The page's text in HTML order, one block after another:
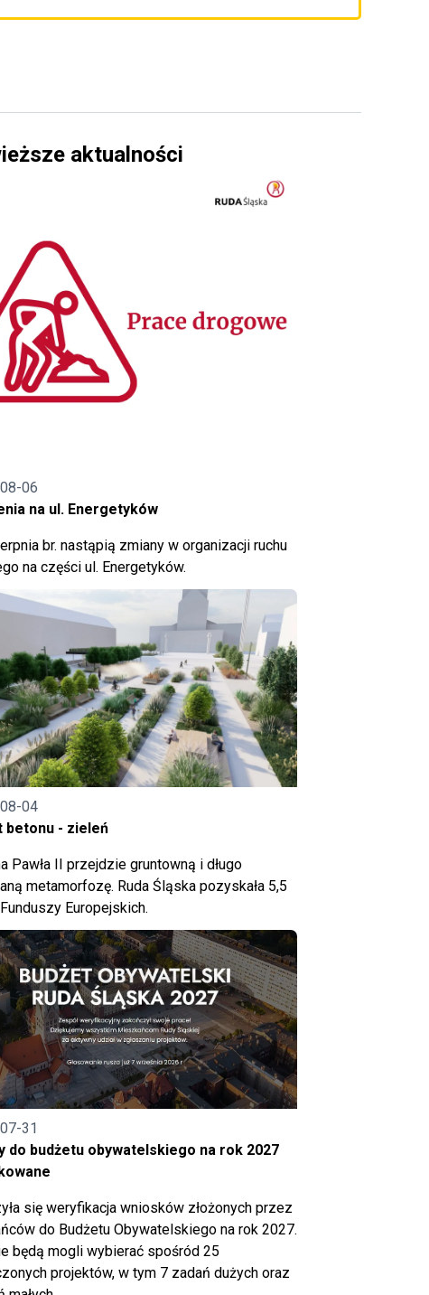
aktualności
06
na ul. Energetyków
br. nastąpią zmiany w organizacji ruchu
na części ul. Energetyków.
04
betonu - zieleń
Pawła II przejdzie gruntowną i długo
metamorfozę. Ruda Śląska pozyskała 5,5
Europejskich.
31
do budżetu obywatelskiego na rok 2027
się weryfikacja wniosków złożonych przez
do Budżetu Obywatelskiego na rok 2027.
będą mogli wybierać spośród 25
projektów, w tym 7 zadań dużych oraz